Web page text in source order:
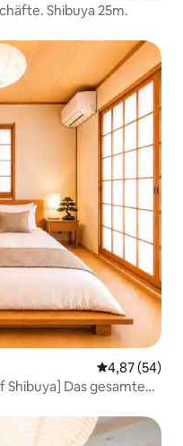
Shibuya 25m.
4,87 (54)
Shibuya] Das gesamte
Parkplatz